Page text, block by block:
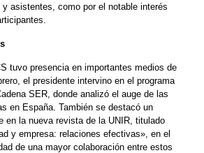
asistentes, como por el notable interés
tuvo presencia en importantes medios de
el presidente intervino en el programa
SER, donde analizó el auge de las
en España. También se destacó un
en la nueva revista de la UNIR, titulado
y empresa: relaciones efectivas», en el
de una mayor colaboración entre estos